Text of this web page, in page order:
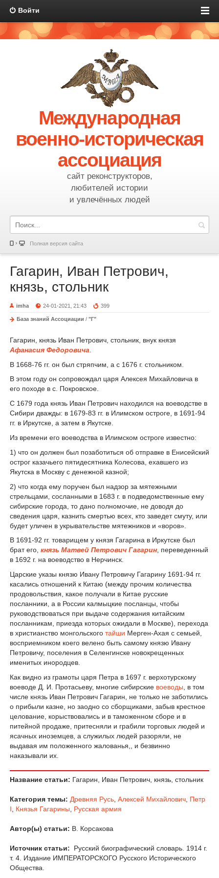
Войти
Международная
военно-историческая
ассоциация
сайт реконструкторов,
любителей истории
и увлечённых людей
Полная версия сайта
Гагарин, Иван Петрович,
князь, стольник
imha 24-01-2021, 21:43 399
База знаний Ассоциации / "Г"
Гагарин, князь Иван Петрович, стольник, внук князя
Афанасия Федоровича
В 1668-76 гг. он был стряпчим, а с 1676 г. стольником.
В этом году он сопровождал царя Алексея Михайловича в
его походе в с. Покровское.
С 1679 года князь Иван Петрович находился на воеводстве в
Сибири дважды: в 1679-83 гг. в Илимском остроге, в 1691-94
гг. в Иркутске, а затем в Якутске.
Из времени его воеводства в Илимском остроге известно:
1) что он должен был позаботиться об отправке в Енисейский
острог казачьего пятидесятника Колесова, ехавшего из
Якутска в Москву с денежной казной;
2) что когда ему поручен был надзор за мятежными
стрельцами, сосланными в 1683 г. в подведомственные ему
сибирские города, то дано полномочие, не доводя до
сведения царя, казнить смертью всех, кто заведет смуту, или
будет уличен в укрывательстве мятежников и «воров».
В 1691-92 гг. товарищем у князя Гагарина в Иркутске был
брат его, князь Матвей Петрович Гагарин, переведенный
в 1692 г. на воеводство в Нерчинск.
Царские указы князю Ивану Петровичу Гагарину 1691-94 гг.
касались отношений к Китаю (между прочим количества
продовольствия, какое получали в Китае русские
посланники, а в России калмыцкие посланцы, чтобы
руководствоваться при выдаче содержания китайским
посланникам, приезда которых ожидали в Москве), перехода
в христианство монгольского тайши Мерген-Ахая с семьей,
восприемником коего велено быть самому князю Ивану
Петровичу, поселения в Селенгинске новокрещенных
именитых инородцев.
Как видно из грамоты царя Петра в 1697 г. верхотурскому
воеводе Д. И. Протасьеву, многие сибирские воеводы , в том
числе князь Иван Петрович Гагарин, не только не заботились
о прибыли казне, но заодно со сборщиками, забыв крестное
целование, корыствовались и в таможенном сборе и в
питейной продаже, притесняли и грабили торговых людей и
ясачных иноземцев, а служилых людей разоряли, не
выдавая им положенного жалованья,, и безвинно
наказывали их.
Название статьи: Гагарин, Иван Петрович, князь, стольник
Категория темы: Древняя Русь Алексей Михайлович Петр
I
Князья Гагарины Русская армия
Автор(ы) статьи: В. Корсакова
Источник статьи:
Русский биографический словарь. 1914 г.
т. 4. Издание ИМПЕРАТОРСКОГО Русского Исторического
Общества.